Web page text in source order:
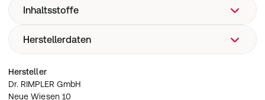
für mehr Feuchtigkeit und Widerstandskraft ・ frei von
Morgens und/oder abends wenige Tropfen auf das
Anschließend die Haut mit einer hautzustandsgerechten
Inhaltsstoffe
Aqua, Salvia Hispanica Seed Oil, Glycerin,
Myrothamnus Flabellifolias Leaf/Stem Extract, Xanthan
Gum, Sodium Anisate, Ethylcellulose, Ascorbic Acid,
Herstellerdaten
Dr. RIMPLER GmbH
Neue Wiesen 10
D-30900 Wedemark
Hersteller
Dr. RIMPLER GmbH
Neue Wiesen 10